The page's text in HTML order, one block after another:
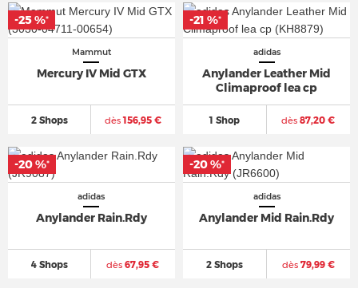
Mammut
Mercury IV Mid GTX
2 Shops dès156,95 €
-25 %*
adidas
Anylander Leather Mid
Climaproof lea cp
1 Shop dès 87,20 €
-21 %*
adidas
Anylander Rain.Rdy
4 Shops dès 67,95 €
-20 %*
adidas
Anylander Mid Rain.Rdy
2 Shops dès79,99 €
-20 %*